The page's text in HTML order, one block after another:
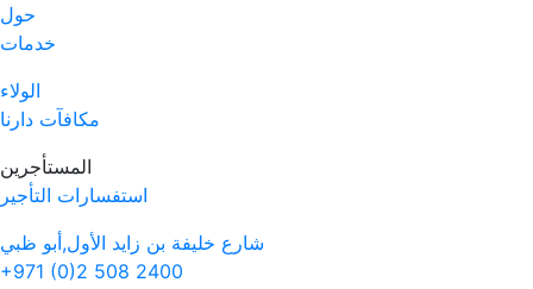
حول
خدمات
الولاء
مكافآت دارنا
المستأجرين
استفسارات التأجير
شارع خليفة بن زايد الأول,أبو ظبي
+971 (0)2 508 2400